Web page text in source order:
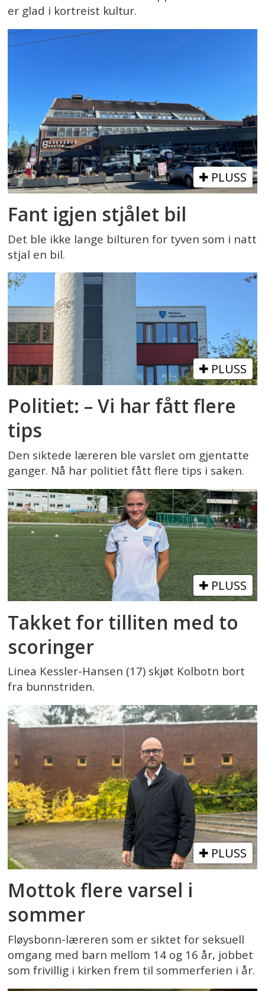
er glad i kortreist kultur.
PLUSS
Fant igjen stjålet bil
Det ble ikke lange bilturen for tyven som i natt
stjal en bil.
PLUSS
Politiet: – Vi har fått flere
tips
Den siktede læreren ble varslet om gjentatte
ganger. Nå har politiet fått flere tips i saken.
PLUSS
Takket for tilliten med to
scoringer
Linea Kessler-Hansen (17) skjøt Kolbotn bort
fra bunnstriden.
PLUSS
Mottok flere varsel i
sommer
Fløysbonn-læreren som er siktet for seksuell
omgang med barn mellom 14 og 16 år, jobbet
som frivillig i kirken frem til sommerferien i år.